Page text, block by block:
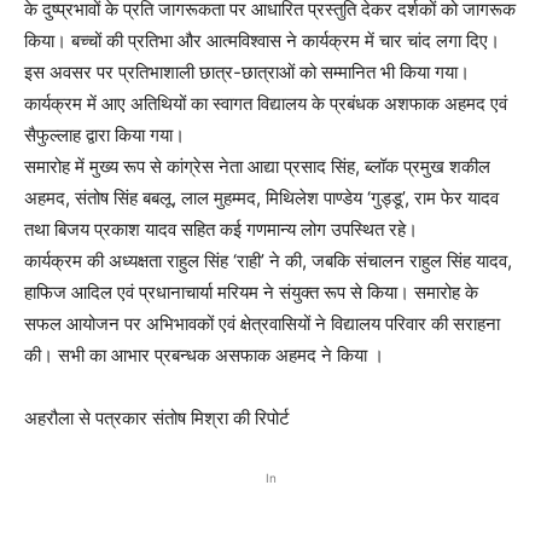
के दुष्प्रभावों के प्रति जागरूकता पर आधारित प्रस्तुति देकर दर्शकों को जागरूक
किया। बच्चों की प्रतिभा और आत्मविश्वास ने कार्यक्रम में चार चांद लगा दिए।
इस अवसर पर प्रतिभाशाली छात्र-छात्राओं को सम्मानित भी किया गया।
कार्यक्रम में आए अतिथियों का स्वागत विद्यालय के प्रबंधक अशफाक अहमद एवं
सैफुल्लाह द्वारा किया गया।
समारोह में मुख्य रूप से कांग्रेस नेता आद्या प्रसाद सिंह, ब्लॉक प्रमुख शकील
अहमद, संतोष सिंह बबलू, लाल मुहम्मद, मिथिलेश पाण्डेय ‘गुड्डू’, राम फेर यादव
तथा बिजय प्रकाश यादव सहित कई गणमान्य लोग उपस्थित रहे।
कार्यक्रम की अध्यक्षता राहुल सिंह ‘राही’ ने की, जबकि संचालन राहुल सिंह यादव,
हाफिज आदिल एवं प्रधानाचार्या मरियम ने संयुक्त रूप से किया। समारोह के
सफल आयोजन पर अभिभावकों एवं क्षेत्रवासियों ने विद्यालय परिवार की सराहना
की। सभी का आभार प्रबन्धक असफाक अहमद ने किया ।
अहरौला से पत्रकार संतोष मिश्रा की रिपोर्ट
In